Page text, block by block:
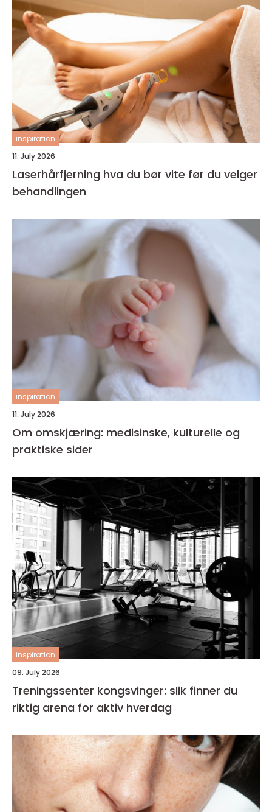
inspiration
11. July 2026
Laserhårfjerning hva du bør vite før du velger
behandlingen
inspiration
11. July 2026
Om omskjæring: medisinske, kulturelle og
praktiske sider
inspiration
09. July 2026
Treningssenter kongsvinger: slik finner du
riktig arena for aktiv hverdag